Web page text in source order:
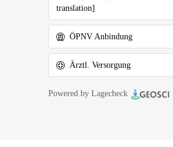
translation]
ÖPNV Anbindung
Ärztl. Versorgung
Powered by Lagecheck